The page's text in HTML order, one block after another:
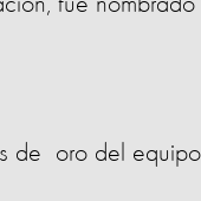
de oro del